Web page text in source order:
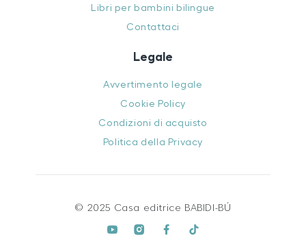
Libri per bambini bilingue
Contattaci
Legale
Avvertimento legale
Cookie Policy
Condizioni di acquisto
Politica della Privacy
© 2025 Casa editrice BABIDI-BÚ